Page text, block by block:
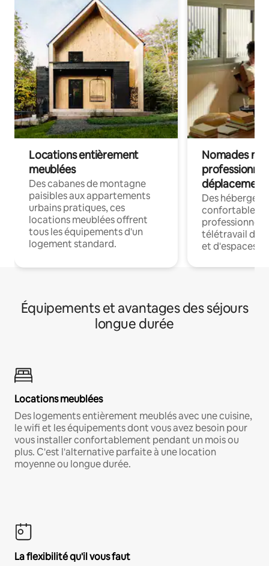
Locations entièrement
meublées
Des cabanes de montagne
paisibles aux appartements
urbains pratiques, ces
locations meublées offrent
tous les équipements d'un
logement standard.
Nomades
déplacement
Des
confortables
professionnels
télétravail
et d'espaces
Équipements et avantages des séjours
longue durée
Locations meublées
Des logements entièrement meublés avec une cuisine,
le wifi et les équipements dont vous avez besoin pour
vous installer confortablement pendant un mois ou
plus. C'est l'alternative parfaite à une location
moyenne ou longue durée.
La flexibilité qu'il vous faut